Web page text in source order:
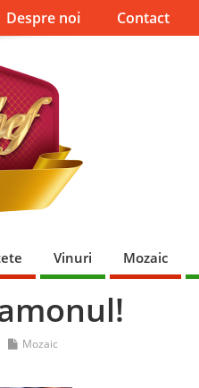
Despre noi Contact
Vinuri Mozaic
Mozaic